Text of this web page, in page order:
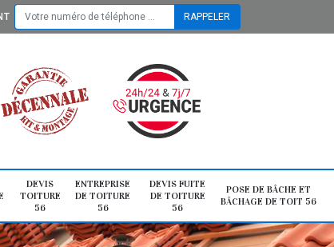
DEVIS
TOITURE
56
ENTREPRISE
DE TOITURE
56
DEVIS FUITE
DE TOITURE
56
POSE DE BÂCHE ET
BÂCHAGE DE TOIT 56